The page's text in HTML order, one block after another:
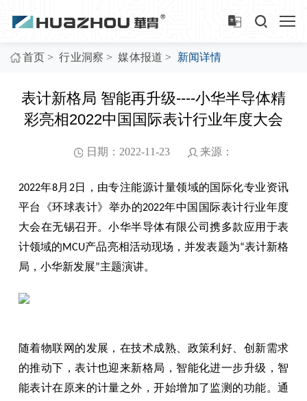
首页 > 行业洞察 > 媒体报道 > 新闻详情
表计新格局 智能再升级----小华半导体精
彩亮相2022中国国际表计行业年度大会
日期：2022-11-23 来源：
2022年8月 2日，由专注能源计量领域的国际化专业资讯
平台《环球表计》举办的2022年中国国际表计行业年度
大会在无锡召开。小华半导体有限公司携多款应用于表
计领域的MCU产品亮相活动现场，并发表题为“表计新格
局，小华新发展”主题演讲。
随着物联网的发展，在技术成熟、政策利好、创新需求
的推动下，表计也迎来新格局，智能化进一步升级，智
能表计在原来的计量之外，开始增加了监测的功能。通